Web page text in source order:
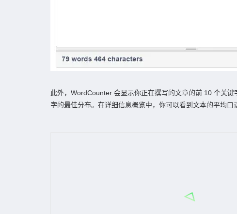
此外，WordCounter 会显示你正在撰写的文章的前 10 个关
字的最佳分布。在详细信息概览中，你可以看到文本的平均